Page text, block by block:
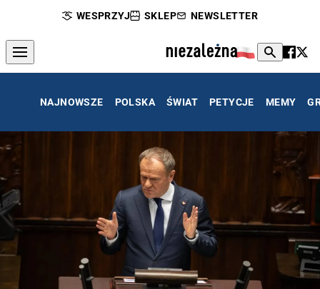
WESPRZYJ SKLEP NEWSLETTER
NAJNOWSZE POLSKA ŚWIAT PETYCJE MEMY